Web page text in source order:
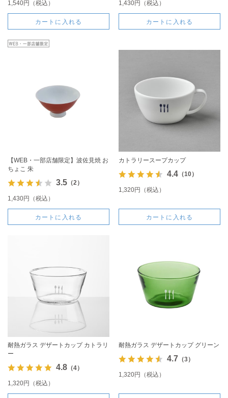
1,540円（税込）
カートに入れる
1,430円（税込）
カートに入れる
【WEB・一部店舗限定】波佐見焼 お
ちょこ 朱
3.5（2）
1,430円（税込）
カートに入れる
カトラリースープカップ
4.4（10）
1,320円（税込）
カートに入れる
耐熱ガラス デザートカップ カトラリ
ー
4.8（4）
1,320円（税込）
耐熱ガラス デザートカップ グリーン
4.7 （3）
1,320円（税込）